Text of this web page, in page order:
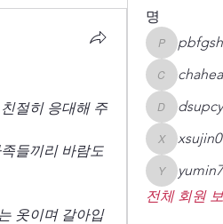
절히 응대해 주
들끼리 바람도
옷이며 갈아입
명
pbfgsh
pbfgsh
chaheain
dsupcy08
xsujin09x
yumin7863
전체 회원